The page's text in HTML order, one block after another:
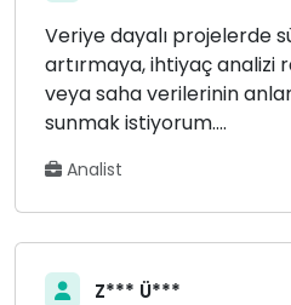
Veriye dayalı projelerde
artırmaya, ihtiyaç analizi
veya saha verilerinin
sunmak istiyorum....
Analist
Z*** Ü***